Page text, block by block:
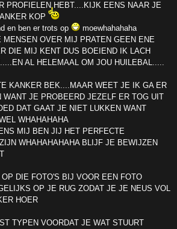
PROFIELEN HEBT....KIJK EENS NAAR JE
KOP
en ben er trots op
moewhahahaha
MENSEN OVER MIJ PRATEN GEEN ENE
DIE MIJ KENT DUS BOEIEND IK LACH
AL HELEMAAL OM JOU HUILEBAL.....
KANKER BEK....MAAR WEET JE IK GA ER
WANT JE PROBEERD JEZELF ER TOG UIT
DAT GAAT JE NIET LUKKEN WANT
WHAHAHAHA
MIJ BEN JIJ HET PERFECTE
WHAHAHAHAHA BLIJF JE BEWIJZEN
DIE FOTO'S BIJ VOOR EEN FOTO
OP JE RUG ZODAT JE JE NEUS VOL
HOER
TYPEN VOORDAT JE WAT STUURT